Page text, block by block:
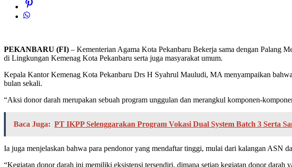
PEKANBARU (FI) – Kementerian Agama Kota Pekanbaru Bekerja sama dengan Palang
di Lingkungan Kemenag Kota Pekanbaru serta juga masyarakat umum.
Kepala Kantor Kemenag Kota Pekanbaru Drs H Syahrul Mauludi, MA menyampaikan
bulan sekali.
“Aksi donor darah merupakan sebuah program unggulan dan merangkul komponen-
Baca Juga: PT IKPP Selenggarakan Program Vokasi Dual System Batch 3 Serta
Ia juga menjelaskan bahwa para pendonor yang mendaftar tinggi, mulai dari kalangan ASN
“Kegiatan donor darah ini memiliki eksistensi tersendiri, dimana setiap kegiatan donor